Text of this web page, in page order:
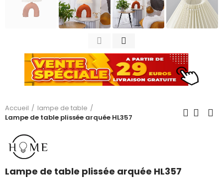
Accueil
lampe de table
Lampe de table plissée arquée HL357
Lampe de table plissée arquée HL357